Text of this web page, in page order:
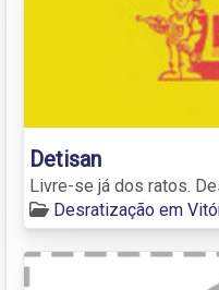
Detisan
Livre-se já dos ratos.
Desratização em